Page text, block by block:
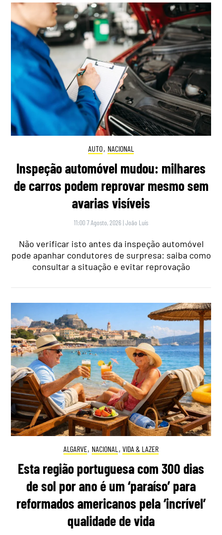
AUTO, NACIONAL
Inspeção automóvel mudou: milhares
de carros podem reprovar mesmo sem
avarias visíveis
11:00 7 Agosto, 2026 |João Luís
Não verificar isto antes da inspeção automóvel
pode apanhar condutores de surpresa: saiba como
consultar a situação e evitar reprovação
ALGARVE, NACIONAL , VIDA & LAZER
Esta região portuguesa com 300 dias
de sol por ano é um ‘paraíso’ para
reformados americanos pela ‘incrível’
qualidade de vida